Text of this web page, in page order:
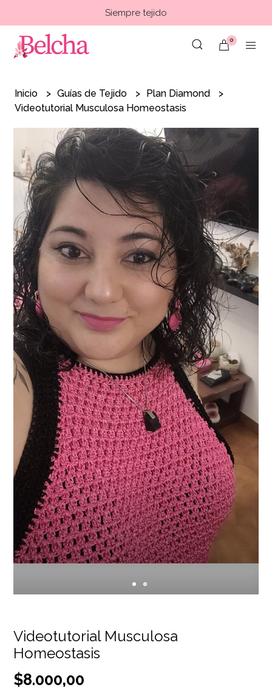
Siempre tejido
0
Inicio Guías de Tejido
Plan Diamond
Videotutorial Musculosa Homeostasis
Videotutorial Musculosa
Homeostasis
$8.000,00